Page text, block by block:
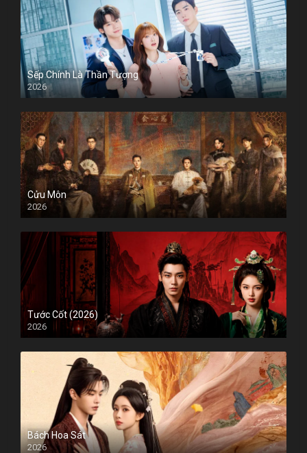
Sếp Chính Là Thần Tượng
2026
Cửu Môn
2026
Tước Cốt (2026)
2026
Bách Hoa Sát
2026